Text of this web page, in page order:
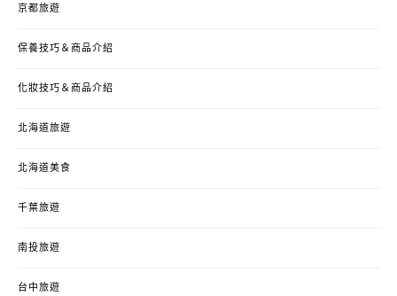
京都旅遊
保養技巧＆商品介紹
化妝技巧＆商品介紹
北海道旅遊
北海道美食
千葉旅遊
南投旅遊
台中旅遊